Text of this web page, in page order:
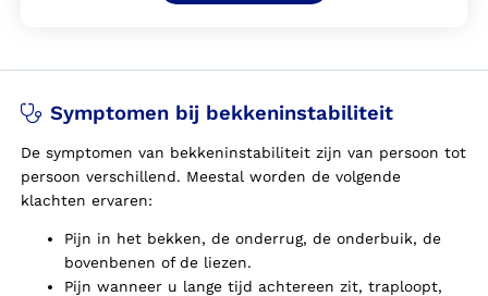
Symptomen bij bekkeninstabiliteit
De symptomen van bekkeninstabiliteit zijn van persoon tot
persoon verschillend. Meestal worden de volgende
klachten ervaren:
Pijn in het bekken, de onderrug, de onderbuik, de
bovenbenen of de liezen.
Pijn wanneer u lange tijd achtereen zit, traploopt,